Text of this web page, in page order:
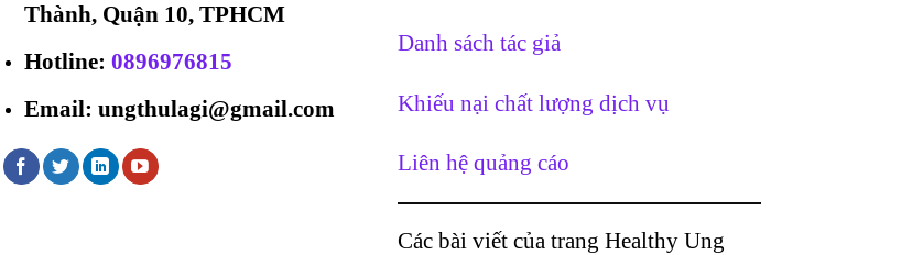
Thành, Quận 10, TPHCM
Hotline: 0896976815
Email: ungthulagi@gmail.com
Danh sách tác giả
Khiếu nại chất lượng dịch vụ
Liên hệ quảng cáo
Các bài viết của trang Healthy Ung